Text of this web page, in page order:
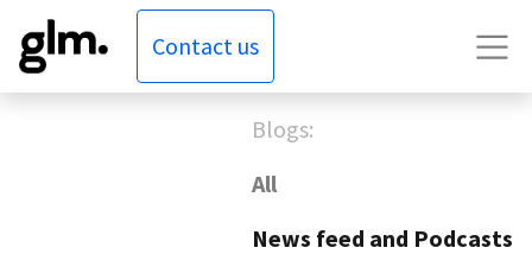
Contact us
Blogs:
All
News feed and Podcasts